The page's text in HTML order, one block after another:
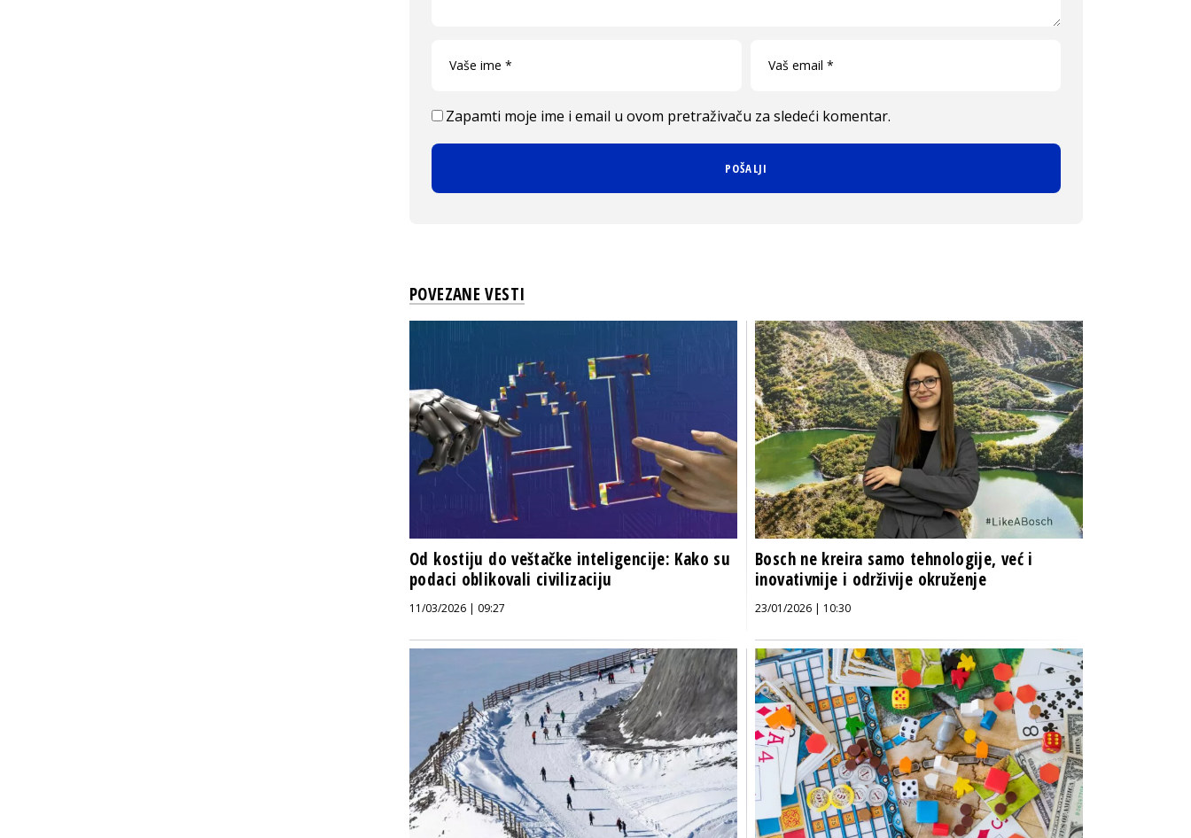
Zapamti moje ime i email u ovom pretraživaču za sledeći komentar.
POVEZANE VESTI
Od kostiju do veštačke inteligencije: Kako su
podaci oblikovali civilizaciju
11/03/2026 | 09:27
Bosch ne kreira samo tehnologije, već i
inovativnije i održivije okruženje
23/01/2026 | 10:30